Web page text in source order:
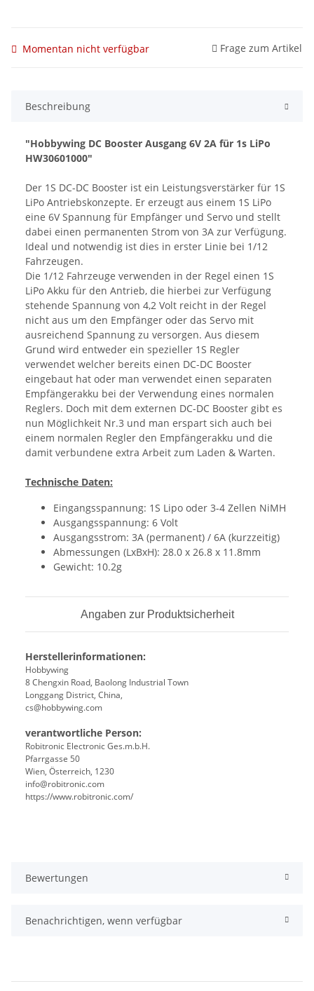
Momentan nicht verfügbar Frage zum Artikel
Beschreibung
"Hobbywing DC Booster Ausgang 6V 2A für 1s LiPo
HW30601000"
Der 1S DC-DC Booster ist ein Leistungsverstärker für 1S
LiPo Antriebskonzepte. Er erzeugt aus einem 1S LiPo
eine 6V Spannung für Empfänger und Servo und stellt
dabei einen permanenten Strom von 3A zur Verfügung.
Ideal und notwendig ist dies in erster Linie bei 1/12
Fahrzeugen.
Die 1/12 Fahrzeuge verwenden in der Regel einen 1S
LiPo Akku für den Antrieb, die hierbei zur Verfügung
stehende Spannung von 4,2 Volt reicht in der Regel
nicht aus um den Empfänger oder das Servo mit
ausreichend Spannung zu versorgen. Aus diesem
Grund wird entweder ein spezieller 1S Regler
verwendet welcher bereits einen DC-DC Booster
eingebaut hat oder man verwendet einen separaten
Empfängerakku bei der Verwendung eines normalen
Reglers. Doch mit dem externen DC-DC Booster gibt es
nun Möglichkeit Nr.3 und man erspart sich auch bei
einem normalen Regler den Empfängerakku und die
damit verbundene extra Arbeit zum Laden & Warten.
Technische Daten:
Eingangsspannung: 1S Lipo oder 3-4 Zellen NiMH
Ausgangsspannung: 6 Volt
Ausgangsstrom: 3A (permanent) / 6A (kurzzeitig)
Abmessungen (LxBxH): 28.0 x 26.8 x 11.8mm
Gewicht: 10.2g
Angaben zur Produktsicherheit
Herstellerinformationen:
Hobbywing
8 Chengxin Road, Baolong Industrial Town
Longgang District, China,
cs@hobbywing.com
verantwortliche Person:
Robitronic Electronic Ges.m.b.H.
Pfarrgasse 50
Wien, Österreich, 1230
info@robitronic.com
https://www.robitronic.com/
Bewertungen
Benachrichtigen, wenn verfügbar